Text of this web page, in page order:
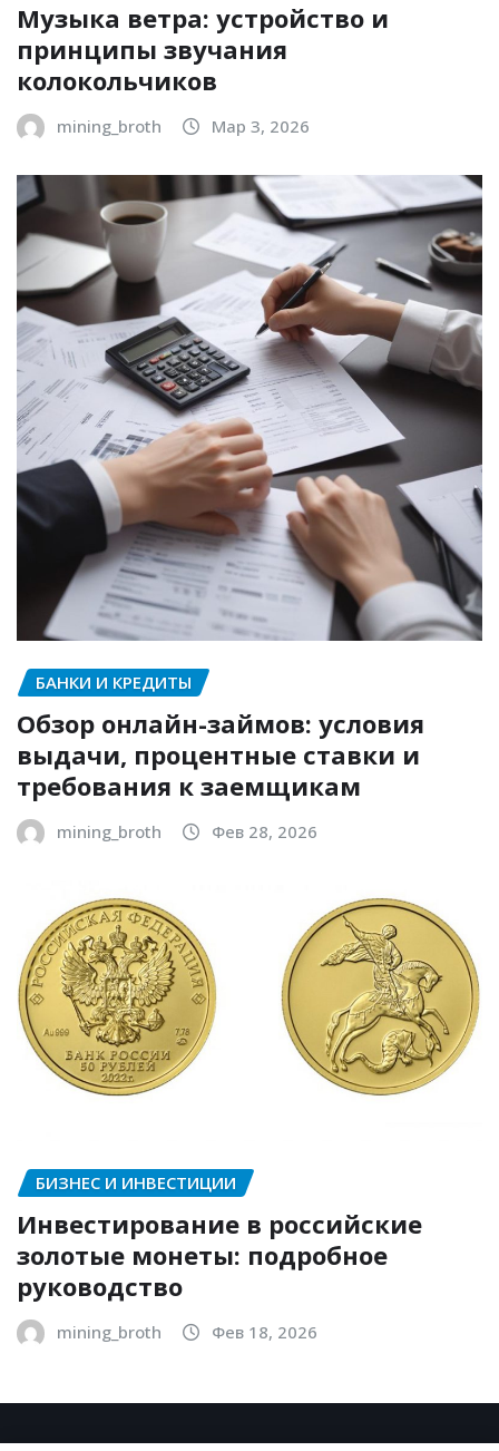
Музыка ветра: устройство и
принципы звучания
колокольчиков
mining_broth Мар 3, 2026
БАНКИ И КРЕДИТЫ
Обзор онлайн-займов: условия
выдачи, процентные ставки и
требования к заемщикам
mining_broth Фев 28, 2026
БИЗНЕС И ИНВЕСТИЦИИ
Инвестирование в российские
золотые монеты: подробное
руководство
mining_broth Фев 18, 2026